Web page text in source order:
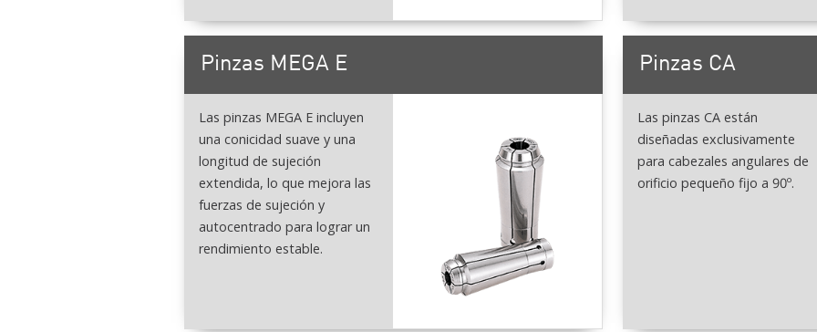
Pinzas MEGA E
Las pinzas MEGA E incluyen
una conicidad suave y una
longitud de sujeción
extendida, lo que mejora las
fuerzas de sujeción y
autocentrado para lograr un
rendimiento estable.
Pinzas CA
Las pinzas CA están
diseñadas exclusivamente
para cabezales angulares de
orificio pequeño fijo a 90º.